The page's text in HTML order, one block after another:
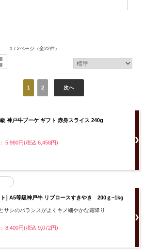
1 / 2ページ （全22件）
1 2 次へ
神戸牛ブーケ ギフト 赤身スライス 240g
5,980円(税込 6,458円)
] A5等級神戸牛 リブロースすきやき 200ｇ~1kg
サシのバランスがよくキメ細やかな霜降り
8,400円(税込 9,072円)